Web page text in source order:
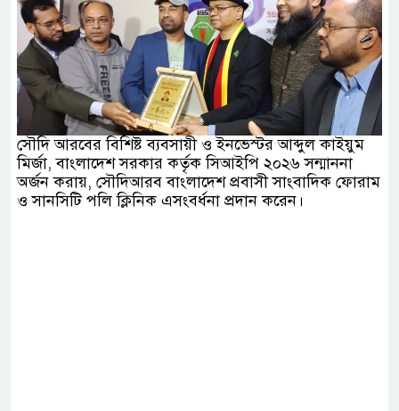
স্থিতিশীল সরকার,প্রবাসীদের বিনিয়োগের এখনই
নিচে গাঁজার ড্রাম, মাদক কারবারি আটক
বাজেট সংশোধনের দাবিতে ফরিদগঞ্জে অহিংস
উঠান বৈঠক
সৌদি আরবের বিশিষ্ট ব্যবসায়ী ও ইনভেস্টর আব্দুল কাইয়ুম
মির্জা, বাংলাদেশ সরকার কর্তৃক সিআইপি ২০২৬ সন্মাননা
অর্জন করায়, সৌদিআরব বাংলাদেশ প্রবাসী সাংবাদিক ফোরাম
ও সানসিটি পলি ক্লিনিক এসংবর্ধনা প্রদান করেন।